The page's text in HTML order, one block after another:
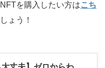
を購入したい方はこち
ょう！